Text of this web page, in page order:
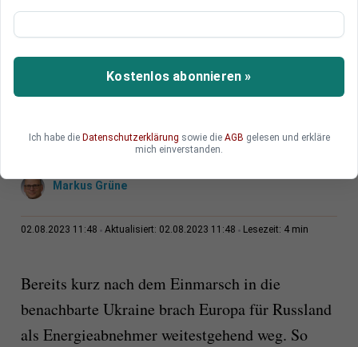
Europa hat sich von russischer Energie gelöst,
zugunsten von China und Indien. Indien stößt nun
an die Grenzen seines Ölkonsums. Lachender
Markus Grüne
02.08.2023 11:48 Aktualisiert: 02.08.2023 11:48 Lesezeit: 4 min
Bereits kurz nach dem Einmarsch in die
benachbarte Ukraine brach Europa für Russland
als Energieabnehmer weitestgehend weg. So
Kostenlos abonnieren »
Ich habe die Datenschutzerklärung sowie die AGB gelesen und erkläre
mich einverstanden.